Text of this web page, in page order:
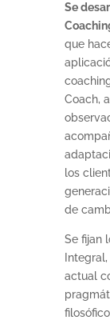
Se
que
Coach,
los
de
Se fijan
actual